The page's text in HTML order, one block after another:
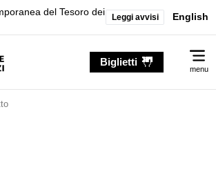
del Tesoro dei
Leggi avvisi English
Biglietti
menu